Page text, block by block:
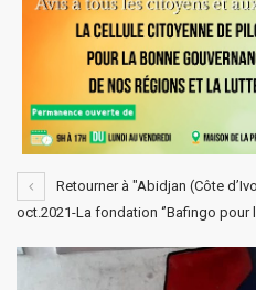
Retourner à "Abidjan (Côte
oct.2021-La fondation ‘’Bafingo pour